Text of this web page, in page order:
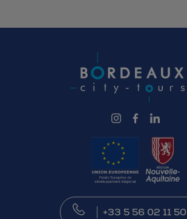
+33 5 56 02 11 50